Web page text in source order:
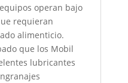
operan bajo
requieran
alimenticio.
que los Mobil
lubricantes